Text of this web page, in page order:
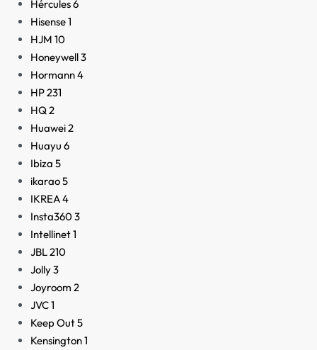
Hércules6
Hisense1
HJM 10
Honeywell3
Hormann4
HP231
HQ2
Huawei2
Huayu 6
Ibiza 5
ikarao5
IKREA4
Insta3603
Intellinet1
JBL210
Jolly3
Joyroom 2
JVC1
Keep Out5
Kensington1